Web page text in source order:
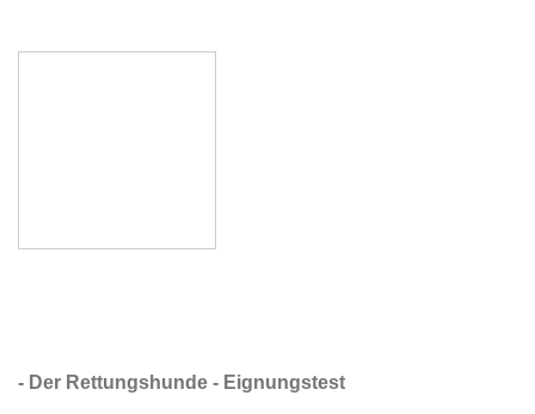
- Der Rettungshunde - Eignungstest